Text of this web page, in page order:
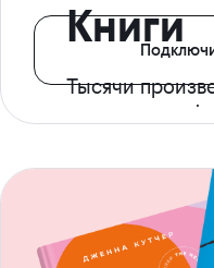
Книги
Тысячи
с доступом